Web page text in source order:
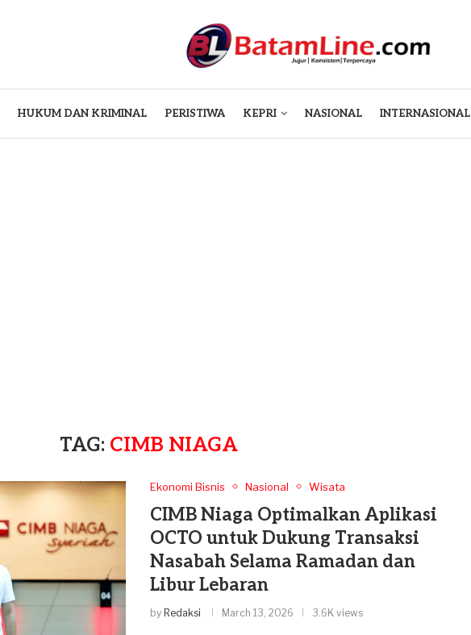
HUKUM DAN KRIMINAL PERISTIWA KEPRI NASIONAL INTERNASIONAL
TAG: CIMB NIAGA
Ekonomi Bisnis Nasional Wisata
CIMB Niaga Optimalkan Aplikasi
OCTO untuk Dukung Transaksi
Nasabah Selama Ramadan dan
Libur Lebaran
by Redaksi March 13, 2026 3.6K views